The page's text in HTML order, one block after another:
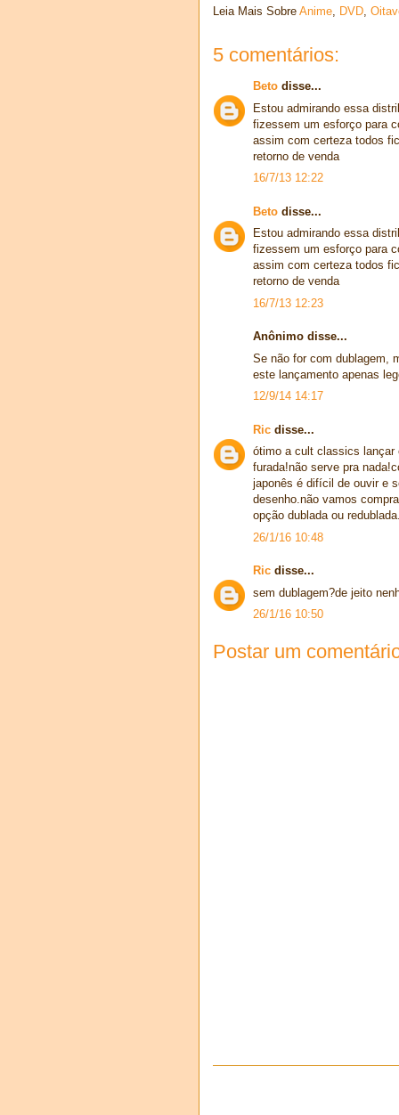
Leia Mais Sobre Anime, DVD,
5 comentários:
Beto disse...
Estou admirando essa
fizessem um esforço para
assim com certeza todos
retorno de venda
16/7/13 12:22
Beto disse...
Estou admirando essa
fizessem um esforço para
assim com certeza todos
retorno de venda
16/7/13 12:23
Anônimo disse...
Se não for com dublagem,
este lançamento apenas
12/9/14 14:17
Ric disse...
ótimo a cult classics
furada!não serve pra
japonês é difícil de ouvir e
desenho.não vamos
opção dublada ou redublada.
26/1/16 10:48
Ric disse...
sem dublagem?de jeito
26/1/16 10:50
Postar um